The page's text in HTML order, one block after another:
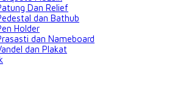
Dan Relief
dan Bathub
Holder
dan Nameboard
dan Plakat